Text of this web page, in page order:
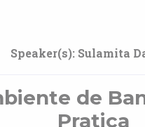
Speaker(s): Sulamita
de
Pratica